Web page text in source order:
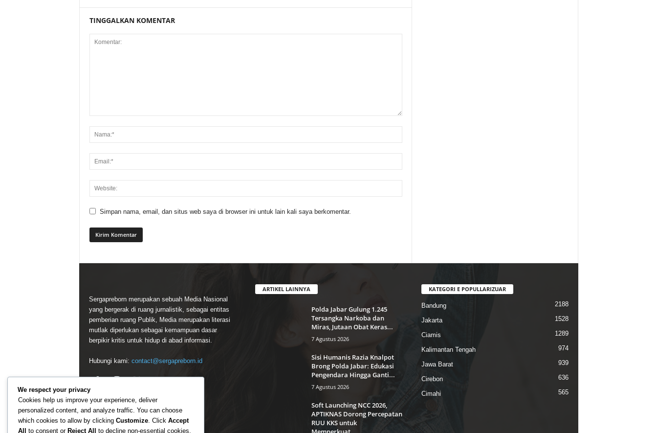
TINGGALKAN KOMENTAR
Simpan nama, email, dan situs web saya di browser ini untuk lain kali saya berkomentar.
Sergapreborn merupakan sebuah Media Nasional
yang bergerak di ruang jurnalistik, sebagai entitas
pemberian ruang Publik, Media merupakan literasi
mutlak diperlukan sebagai kemampuan dasar
berpikir kritis untuk hidup di abad informasi.
Hubungi kami: contact@sergapreborn.id
ARTIKEL LAINNYA
Polda Jabar Gulung 1.245
Tersangka Narkoba dan
Miras, Jutaan Obat Keras...
7 Agustus 2026
Sisi Humanis Razia Knalpot
Brong Polda Jabar: Edukasi
Pengendara Hingga Ganti...
7 Agustus 2026
Soft Launching NCC 2026,
APTIKNAS Dorong Percepatan
RUU KKS untuk
KATEGORI E POPULLARIZUAR
Bandung 2188
Jakarta 1528
Ciamis 1289
Kalimantan Tengah 974
Jawa Barat 939
Cirebon 636
Cimahi 565
We respect your privacy
Cookies help us improve your experience, deliver
personalized content, and analyze traffic. You can choose
which cookies to allow by clicking Customize. Click Accept
All
to consent or Reject All to decline non-essential cookies.